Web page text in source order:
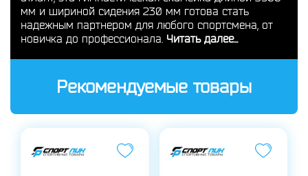
мм и шириной сидения 230 мм готова стать
надежным партнером для любого спортсмена, от
новичка до профессионала. Читать далее...
Рекомендуемые товары